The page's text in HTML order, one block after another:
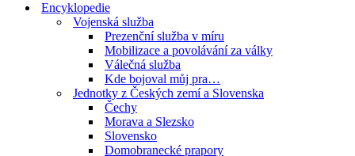
Encyklopedie
Vojenská služba
Prezenční služba v míru
Mobilizace a povolávání za války
Válečná služba
Kde bojoval můj pra…
Jednotky z Českých zemí a Slovenska
Čechy
Morava a Slezsko
Slovensko
Domobranecké prapory